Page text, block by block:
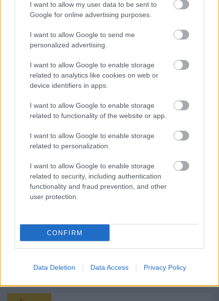
I want to allow my user data to be sent to
Google for online advertising purposes.
I want to allow Google to send me
personalized advertising.
I want to allow Google to enable storage
related to analytics like cookies on web or
device identifiers in apps.
I want to allow Google to enable storage
related to functionality of the website or app.
I want to allow Google to enable storage
related to personalization.
I want to allow Google to enable storage
related to security, including authentication
functionality and fraud prevention, and other
user protection.
CONFIRM
Data Deletion Data Access Privacy Policy
felfüggesztése is, ezt az adóhatóságnál
kezdeményezhetjük.
Külföldi munkavégzés megkezdése előtt javasoljuk,
olvassák el az alábbiNAV tájékoztatót
Mindenképpenajánlott a körültekintő
tájékozódás , és aszükséges bejelentések
megtétele , ezek elmulasztása esetén ugyanis az
adóhatóság visszamenőleg is követelheti rajtunk -az
ő jogértelmezése szerint- jogosan járó elmaradt
A posztban említett két törvény, a
Lakcímnyilvántartásról szólóa törvények címére
kattintva olvasható.
külföldi munka